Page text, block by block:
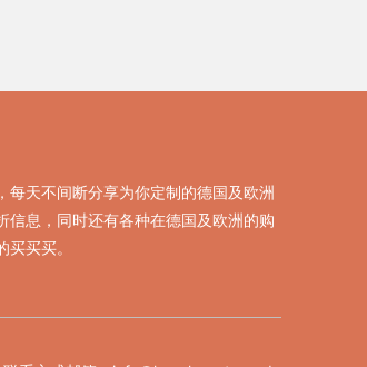
每天不间断分享为你定制的德国及欧洲
信息，同时还有各种在德国及欧洲的购
买买。